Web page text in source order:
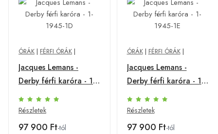
ÓRÁK | FÉRFI ÓRÁK |
Jacques Lemans -
Derby férfi karóra - 1-
1945-1D
Részletek
97 900 Ft-tól
ÓRÁK| FÉRFI ÓRÁK|
Jacques Lemans -
Derby férfi karóra - 1-
1945-1E
Részletek
97 900 Ft-tól